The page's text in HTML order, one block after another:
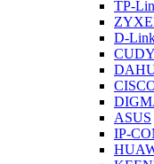
TP-
D-
CUDY
ASUS
IP-